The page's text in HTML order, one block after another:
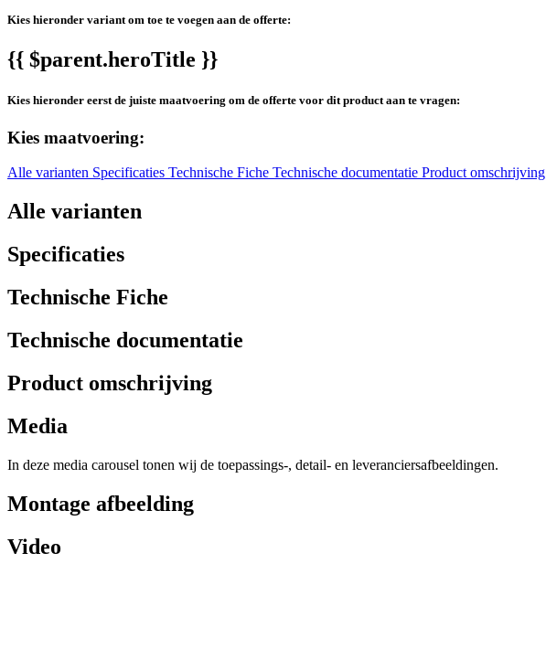
Kies hieronder variant om toe te voegen aan de offerte:
{{ $parent.heroTitle }}
Kies hieronder eerst de juiste maatvoering om de offerte voor dit product aan te vragen:
Kies maatvoering:
Alle varianten Specificaties Technische Fiche Technische documentatie Product omschrijving
Alle varianten
Specificaties
Technische Fiche
Technische documentatie
Product omschrijving
Media
In deze media carousel tonen wij de toepassings-, detail- en leveranciersafbeeldingen.
Montage afbeelding
Video